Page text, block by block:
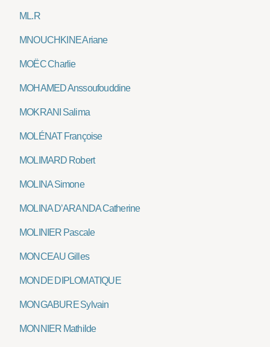
ML.R
MNOUCHKINE Ariane
MOËC Charlie
MOHAMED Anssoufouddine
MOKRANI Salima
MOLÉNAT Françoise
MOLIMARD Robert
MOLINA Simone
MOLINA D’ARANDA Catherine
MOLINIER Pascale
MONCEAU Gilles
MONDE DIPLOMATIQUE
MONGABURE Sylvain
MONNIER Mathilde